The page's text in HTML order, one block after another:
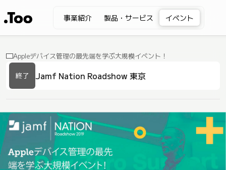
事業紹介 製品・サービス イベント
Appleデバイス管理の最先端を学ぶ大規模イベント！
終了 Jamf Nation Roadshow 東京